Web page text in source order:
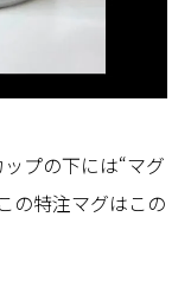
プの下には“マグ
の特注マグはこの